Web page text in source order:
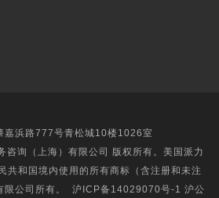
嘉浜路777号青松城10楼1026室
询（上海）有限公司 版权所有。美国派力
共和国境内使用的所有商标（含注册和未注
限公司所有。 沪ICP备14029070号-1 沪公